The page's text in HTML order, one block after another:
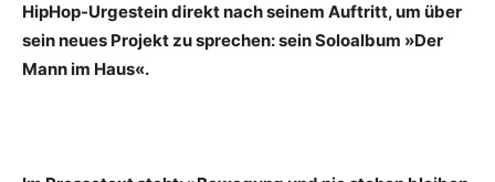
HipHop-Urgestein direkt nach seinem Auftritt, um über
sein neues ­Projekt zu sprechen: sein Soloalbum »Der
Mann im Haus«.